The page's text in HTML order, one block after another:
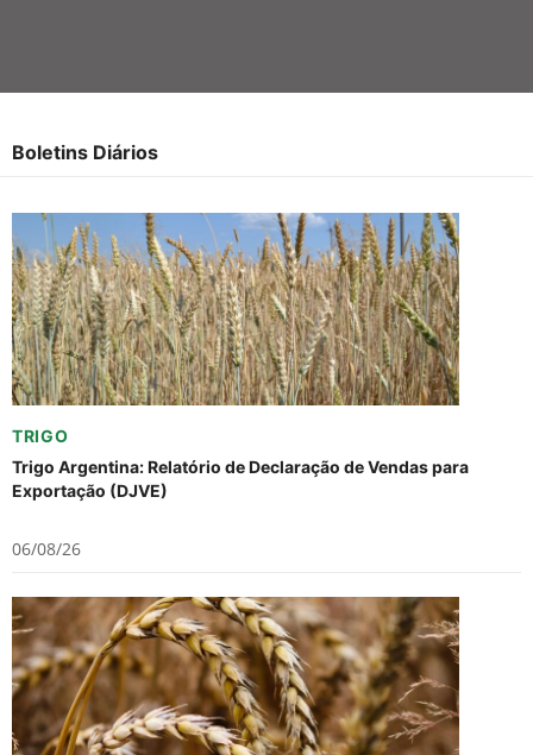
Boletins Diários
TRIGO
Trigo Argentina: Relatório de Declaração de Vendas para
Exportação (DJVE)
06/08/26